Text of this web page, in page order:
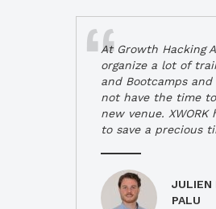
At Growth Hacking
organize a lot of
and Bootcamps and
not have the time
new venue. XWORK
to save a precious
JULIEN
PALU